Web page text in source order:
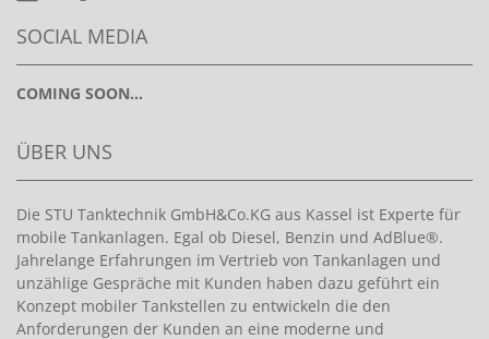
SOCIAL MEDIA
COMING SOON...
ÜBER UNS
Die STU Tanktechnik GmbH&Co.KG aus Kassel ist Experte für
mobile Tankanlagen. Egal ob Diesel, Benzin und AdBlue®.
Jahrelange Erfahrungen im Vertrieb von Tankanlagen und
unzählige Gespräche mit Kunden haben dazu geführt ein
Konzept mobiler Tankstellen zu entwickeln die den
Anforderungen der Kunden an eine moderne und